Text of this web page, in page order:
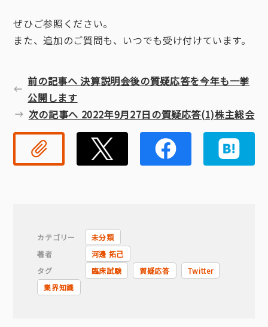
ぜひご参照ください。
また、追加のご質問も、いつでも受け付けています。
前の記事へ 決算説明会後の質疑応答を今年も一挙
公開します
次の記事へ 2022年9月27日の質疑応答(1)株主総会
リンクコピー Twitter
カテゴリー
未分類
著者
河邊 拓己
タグ
臨床試験 質疑応答
Twitter
業界知識